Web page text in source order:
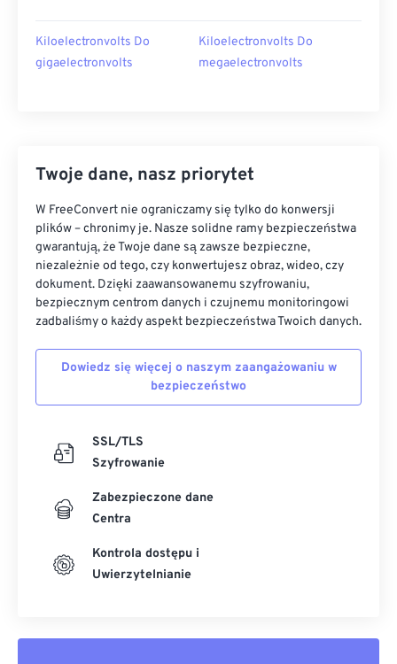
Kiloelectronvolts Do
gigaelectronvolts
Kiloelectronvolts Do
megaelectronvolts
Twoje dane, nasz priorytet
W FreeConvert nie ograniczamy się tylko do konwersji
plików – chronimy je. Nasze solidne ramy bezpieczeństwa
gwarantują, że Twoje dane są zawsze bezpieczne,
niezależnie od tego, czy konwertujesz obraz, wideo, czy
dokument. Dzięki zaawansowanemu szyfrowaniu,
bezpiecznym centrom danych i czujnemu monitoringowi
zadbaliśmy o każdy aspekt bezpieczeństwa Twoich danych.
Dowiedz się więcej o naszym zaangażowaniu w
bezpieczeństwo
SSL/TLS
Szyfrowanie
Zabezpieczone dane
Centra
Kontrola dostępu i
Uwierzytelnianie